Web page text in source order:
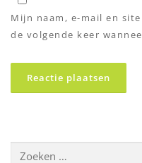
Mijn naam, e-mail en
de volgende keer
Zoeken